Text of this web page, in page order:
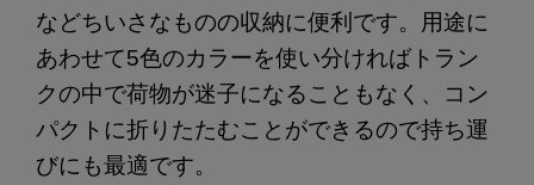
などちいさなものの収納に便利です。用途に
あわせて5色のカラーを使い分ければトラン
クの中で荷物が迷子になることもなく、コン
パクトに折りたたむことができるので持ち運
びにも最適です。